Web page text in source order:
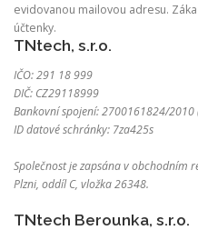
evidovanou mailovou adresu.
účtenky.
TNtech, s.r.o.
IČO: 291 18 999
DIČ: CZ29118999
Bankovní spojení: 2700161824/2010
ID datové schránky: 7za425s
Společnost je zapsána v obchodním
Plzni, oddíl C, vložka 26348.
TNtech Berounka, s.r.o.